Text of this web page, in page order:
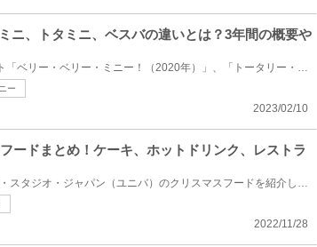
ニ、トタミニ、ベスバの違いとは？3年間の概要や
ディズニーの期間限定ミニーイベント「ベリー・ベリー・ミニー！（2020年）」、「トータリー・ミニーマ...
ー
2023/02/10
ードまとめ！ケーキ、ホットドリンク、レストラ
2022年冬に販売されるユニバーサル・スタジオ・ジャパン（ユニバ）のクリスマスフードを紹介します。手...
2022/11/28